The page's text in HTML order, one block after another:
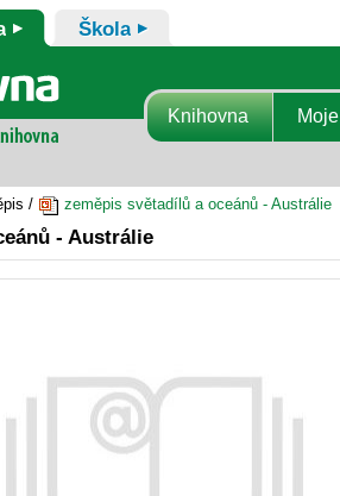
Škola
Knihovna Moje
/ zeměpis světadílů a oceánů - Austrálie
- Austrálie